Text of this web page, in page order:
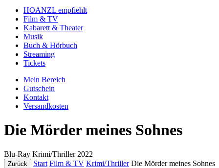
HOANZL empfiehlt
Film & TV
Kabarett & Theater
Musik
Buch & Hörbuch
Streaming
Tickets
Mein Bereich
Gutschein
Kontakt
Versandkosten
Die Mörder meines Sohnes
Blu-Ray Krimi/Thriller 2022
Zurück Start Film & TV Krimi/Thriller Die Mörder meines Sohnes